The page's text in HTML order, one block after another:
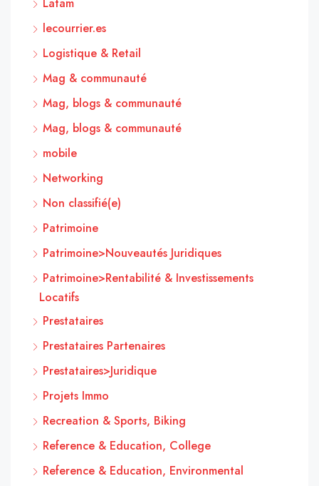
lecourrier.es
Logistique & Retail
Mag & communauté
Mag, blogs & communauté
Mag, blogs & communauté
mobile
Networking
Non classifié(e)
Patrimoine
Patrimoine>Nouveautés Juridiques
Patrimoine>Rentabilité & Investissements
Locatifs
Prestataires
Prestataires Partenaires
Prestataires>Juridique
Projets Immo
Recreation & Sports, Biking
Reference & Education, College
Reference & Education, Environmental